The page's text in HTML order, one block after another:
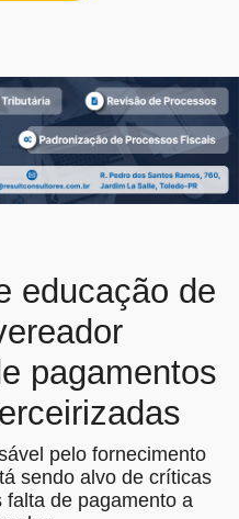
educação de
pagamentos
pelo fornecimento
sendo alvo de críticas
falta de pagamento a